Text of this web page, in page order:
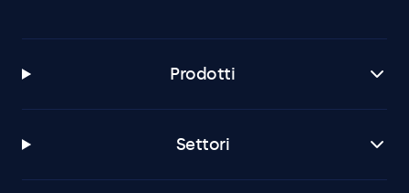
Prodotti
Settori